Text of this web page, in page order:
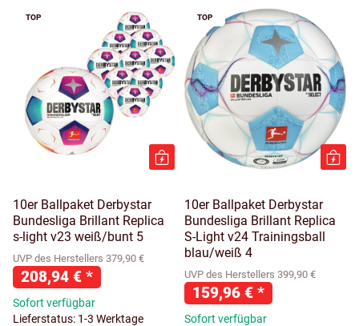
TOP
10er Ballpaket Derbystar
Bundesliga Brillant Replica
s-light v23 weiß/bunt 5
UVP des Herstellers 379,90 €
208,94 € *
Sofort verfügbar
Lieferstatus: 1-3 Werktage
TOP
10er Ballpaket Derbystar
Bundesliga Brillant Replica
S-Light v24 Trainingsball
blau/weiß 4
UVP des Herstellers 399,90 €
159,96 € *
Sofort verfügbar